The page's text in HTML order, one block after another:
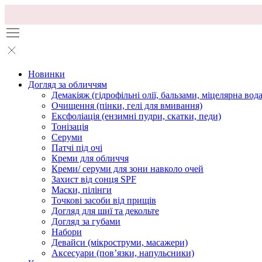
Новинки
Догляд за обличчям
Демакіяж (гідрофільні олії, бальзами, міцелярна
Очищення (пінки, гелі для вмивання)
Ексфоліація (ензимні пудри, скатки, педи)
Тонізація
Серуми
Патчі під очі
Креми для обличчя
Креми/ серуми для зони навколо очей
Захист від сонця SPF
Маски, пілінги
Точкові засоби від прищів
Догляд для шиї та декольте
Догляд за губами
Набори
Девайси (мікроструми, масажери)
Аксесуари (повʼязки, напульсники)